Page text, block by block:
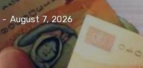
- August 7, 2026